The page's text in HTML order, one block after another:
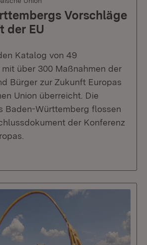
Vorschläge
der EU
Katalog von 49
über 300 Maßnahmen der
Bürger zur Zukunft Europas
Union überreicht. Die
Baden-Württemberg flossen
der Konferenz